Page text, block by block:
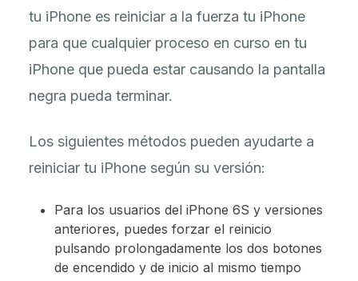
tu iPhone es reiniciar a la fuerza tu iPhone
para que cualquier proceso en curso en tu
iPhone que pueda estar causando la pantalla
negra pueda terminar.
Los siguientes métodos pueden ayudarte a
reiniciar tu iPhone según su versión:
Para los usuarios del iPhone 6S y versiones
anteriores, puedes forzar el reinicio
pulsando prolongadamente los dos botones
de encendido y de inicio al mismo tiempo